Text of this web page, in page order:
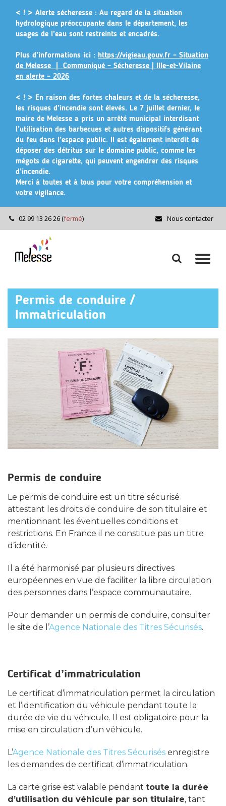
< ! > Alerte sécheresse : Au regard de la situation
hydrologique préoccupante dans le département, les
usages de l’eau sont restreints et encadrés.
Plus d’informations ici : https://vigieau.gouv.fr – Situation
de Melesse | Communiqué – Sécheresse | Ille-et-Vilaine
en alerte – 2026
< ! > En raison des fortes chaleurs et de la sécheresse,
les risques d’incendie sont élevés. Le 7 juillet dernier, le
maire de Melesse a pris un arrêté municipal interdisant
l’utilisation des barbecues et autres dispositifs générant
du feu dans l’espace public. Il est également interdit de
déposer des détritus sur le domaine public, comme les
mégots de cigarette, qui peuvent engendrer des risques
d’incendie.
Merci à toutes et à tous pour votre compréhension et
votre vigilance.
02 99 13 26 26(fermé) Nous contacter
la
Aller
la
Permis de conduire /
Immatriculation
Permis de conduire
Le permis de conduire est un titre sécurisé
attestant les droits de conduire de son titulaire et
mentionnant les éventuelles conditions et
restrictions. En France il ne constitue pas un titre
d’identité.
Il a été harmonisé par plusieurs directives
européennes en vue de faciliter la libre circulation
des personnes dans l’espace communautaire.
Pour demander un permis de conduire, consulter
le site de l’Agence Nationale des Titres Sécurisés.
Certificat d’immatriculation
Le certificat d’immatriculation permet la circulation
et l’identification du véhicule pendant toute la
durée de vie du véhicule. Il est obligatoire pour la
mise en circulation d’un véhicule.
L’Agence Nationale des Titres Sécurisés enregistre
les demandes de certificat d’immatriculation.
La carte grise est valable pendant toute la durée
d’utilisation du véhicule par son titulaire, tant